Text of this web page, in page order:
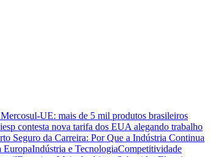
UE: mais de 5 mil produtos brasileiros
contesta nova tarifa dos EUA alegando trabalho
Seguro da Carreira: Por Que a Indústria Continua
EuropaIndústria e TecnologiaCompetitividade